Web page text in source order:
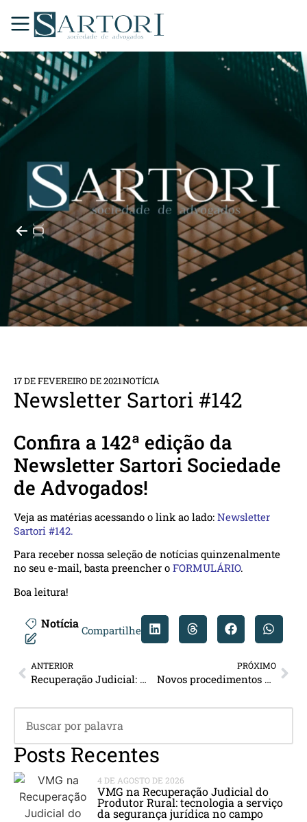
17 DE FEVEREIRO DE 2021NOTÍCIA
Newsletter Sartori #142
Confira a 142ª edição da
Newsletter Sartori Sociedade
de Advogados!
Veja as matérias acessando o link ao lado: Newsletter
Sartori #142.
Para receber nossa seleção de notícias quinzenalmente
no seu e-mail, basta preencher o FORMULÁRIO.
Boa leitura!
Notícia Compartilhe
ANTERIOR
Recuperação Judicial: A aplicação das novas regras da Recuperação Judicial nos processos em trâmite
PRÓXIMO
Novos procedimentos para autenticação dos livros contábeis – IN DREI/SGD/ME Nº 82 de 19 de fevereiro de 2021
Posts Recentes
4 DE AGOSTO DE 2026
VMG na Recuperação Judicial do
Produtor Rural: tecnologia a serviço
da segurança jurídica no campo